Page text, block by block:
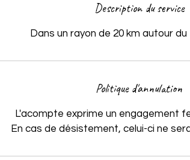
Description du service
Dans un rayon de 20 km autour du
Politique d'annulation
L'acompte exprime un engagement
En cas de désistement, celui-ci ne